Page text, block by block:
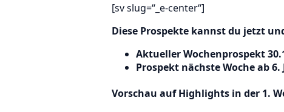
[sv slug=“_e-center“]
Diese Prospekte kannst du jetzt
Aktueller Wochenprospekt
Prospekt nächste Woche ab 6.
Vorschau auf Highlights in der 1.